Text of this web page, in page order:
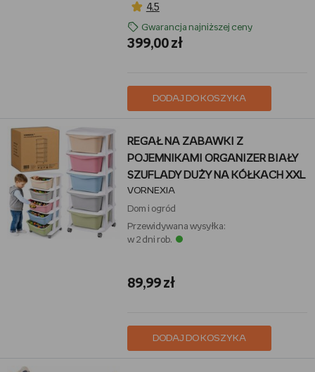
4,5
Gwarancja najniższej ceny
399,00 zł
DODAJ DO KOSZYKA
REGAŁ NA ZABAWKI Z
POJEMNIKAMI ORGANIZER BIAŁY
SZUFLADY DUŻY NA KÓŁKACH XXL
VORNEXIA
Dom i ogród
Przewidywana wysyłka:
w 2 dni rob.
89,99 zł
DODAJ DO KOSZYKA